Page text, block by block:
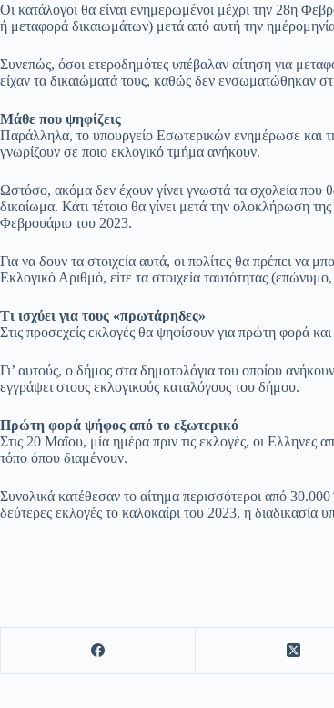
Οι κατάλογοι θα είναι ενημερωμένοι μέχρι την 28η
ή μεταφορά δικαιωμάτων) μετά από αυτή την
Συνεπώς, όσοι ετεροδημότες υπέβαλαν αίτηση για
είχαν τα δικαιώματά τους, καθώς δεν ενσωματώθηκαν
Μάθε που ψηφίζεις
Παράλληλα, το υπουργείο Εσωτερικών ενημέρωσε και
γνωρίζουν σε ποιο εκλογικό τμήμα ανήκουν.
Ωστόσο, ακόμα δεν έχουν γίνει γνωστά τα σχολεία που
δικαίωμα. Κάτι τέτοιο θα γίνει μετά την ολοκλήρωση
Φεβρουάριο του 2023.
Για να δουν τα στοιχεία αυτά, οι πολίτες θα πρέπει να
Εκλογικό Αριθμό, είτε τα στοιχεία ταυτότητας
Τι ισχύει για τους «πρωτάρηδες»
Στις προσεχείς εκλογές θα ψηφίσουν για πρώτη φορά
Γι’ αυτούς, ο δήμος στα δημοτολόγια του οποίου
εγγράψει στους εκλογικούς καταλόγους του δήμου.
Πρώτη φορά ψήφος από το εξωτερικό
Στις 20 Μαΐου, μία ημέρα πριν τις εκλογές, οι
τόπο όπου διαμένουν.
Συνολικά κατέθεσαν το αίτημα περισσότεροι από
δεύτερες εκλογές το καλοκαίρι του 2023, η διαδικασία